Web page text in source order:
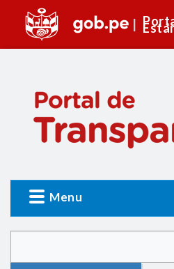
Menu